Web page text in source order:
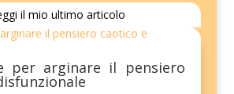
il mio ultimo articolo
per arginare il pensiero